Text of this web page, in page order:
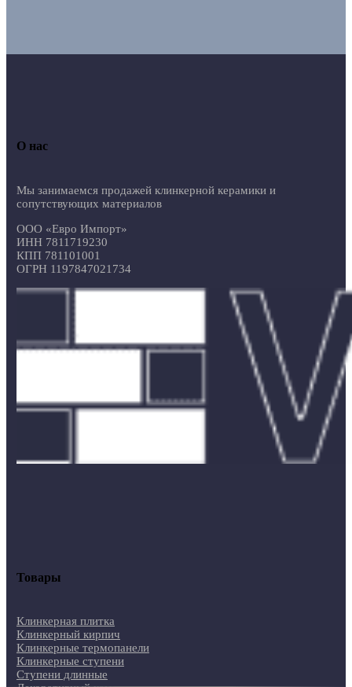
О нас
Мы занимаемся продажей клинкерной керамики и
сопутствующих материалов
ООО «Евро Импорт»
ИНН 7811719230
КПП 781101001
ОГРН 1197847021734
Товары
Клинкерная плитка
Клинкерный кирпич
Клинкерные термопанели
Клинкерные ступени
Ступени длинные